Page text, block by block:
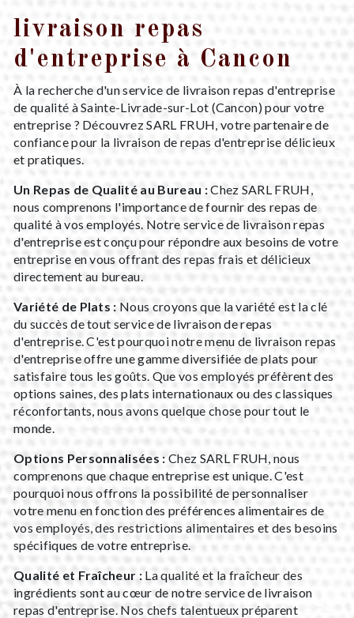
livraison repas
d'entreprise à Cancon
À la recherche d'un service de livraison repas d'entreprise
de qualité à Sainte-Livrade-sur-Lot (Cancon) pour votre
entreprise ? Découvrez SARL FRUH, votre partenaire de
confiance pour la livraison de repas d'entreprise délicieux
et pratiques.
Un Repas de Qualité au Bureau :Chez SARL FRUH,
nous comprenons l'importance de fournir des repas de
qualité à vos employés. Notre service de livraison repas
d'entreprise est conçu pour répondre aux besoins de votre
entreprise en vous offrant des repas frais et délicieux
directement au bureau.
Variété de Plats : Nous croyons que la variété est la clé
du succès de tout service de livraison de repas
d'entreprise. C'est pourquoi notre menu de livraison repas
d'entreprise offre une gamme diversifiée de plats pour
satisfaire tous les goûts. Que vos employés préfèrent des
options saines, des plats internationaux ou des classiques
réconfortants, nous avons quelque chose pour tout le
monde.
Options Personnalisées : Chez SARL FRUH, nous
comprenons que chaque entreprise est unique. C'est
pourquoi nous offrons la possibilité de personnaliser
votre menu en fonction des préférences alimentaires de
vos employés, des restrictions alimentaires et des besoins
spécifiques de votre entreprise.
Qualité et Fraîcheur : La qualité et la fraîcheur des
ingrédients sont au cœur de notre service de livraison
repas d'entreprise. Nos chefs talentueux préparent